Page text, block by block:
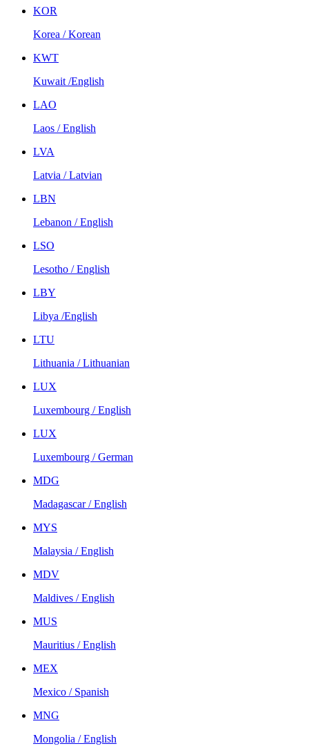
KOR
Korea / Korean
KWT
Kuwait /English
LAO
Laos / English
LVA
Latvia / Latvian
LBN
Lebanon / English
LSO
Lesotho / English
LBY
Libya /English
LTU
Lithuania / Lithuanian
LUX
Luxembourg / English
LUX
Luxembourg / German
MDG
Madagascar / English
MYS
Malaysia / English
MDV
Maldives / English
MUS
Mauritius / English
MEX
Mexico / Spanish
MNG
Mongolia / English